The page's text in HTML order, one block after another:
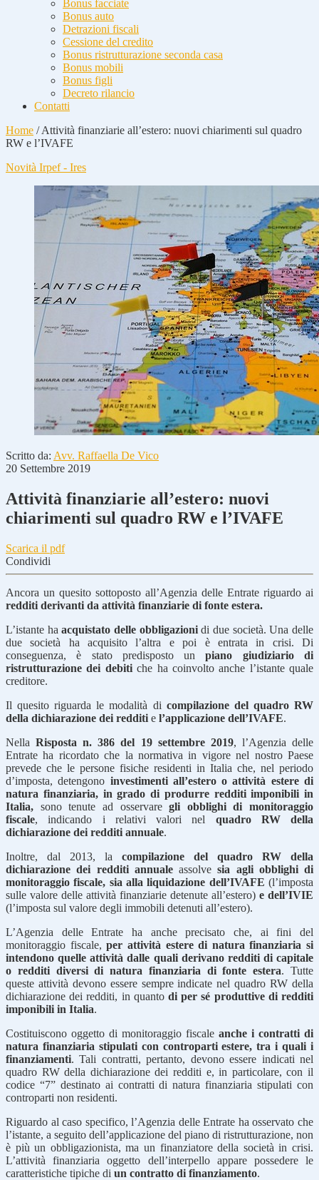
Bonus facciate
Bonus auto
Detrazioni fiscali
Cessione del credito
Bonus ristrutturazione seconda casa
Bonus mobili
Bonus figli
Decreto rilancio
Contatti
Home /Attività finanziarie all’estero: nuovi chiarimenti sul quadro
RW e l’IVAFE
Novità Irpef - Ires
Scritto da: Avv. Raffaella De Vico
20 Settembre 2019
Attività finanziarie all’estero: nuovi
chiarimenti sul quadro RW e l’IVAFE
Scarica il pdf
Condividi
Ancora un quesito sottoposto all’Agenzia delle Entrate riguardo ai
redditi derivanti da attività finanziarie di fonte estera.
L’istante haacquistato delle obbligazionidi due società. Una delle
due società ha acquisito l’altra e poi è entrata in crisi. Di
conseguenza, è stato predisposto unpiano giudiziario di
ristrutturazione dei debitiche ha coinvolto anche l’istante quale
creditore.
Il quesito riguarda le modalità di compilazione del quadro RW
della dichiarazione dei redditi e l’applicazione dell’IVAFE.
NellaRisposta n. 386 del 19 settembre 2019, l’Agenzia delle
Entrate ha ricordato che la normativa in vigore nel nostro Paese
prevede che le persone fisiche residenti in Italia che, nel periodo
d’imposta, detengono investimenti all’estero o attività estere di
natura finanziaria, in grado di produrre redditi imponibili in
Italia, sono tenute ad osservaregli obblighi di monitoraggio
fiscale, indicando i relativi valori nel quadro RW della
dichiarazione dei redditi annuale.
Inoltre, dal 2013, la compilazione del quadro RW della
dichiarazione dei redditi annualeassolvesia agli obblighi di
monitoraggio fiscale, sia alla liquidazione dell’IVAFE (l’imposta
sulle valore delle attività finanziarie detenute all’estero) e dell’IVIE
(l’imposta sul valore degli immobili detenuti all’estero).
L’Agenzia delle Entrate ha anche precisato che, ai fini del
monitoraggio fiscale,per attività estere di natura finanziaria si
intendono quelle attività dalle quali derivano redditi di capitale
o redditi diversi di natura finanziaria di fonte estera. Tutte
queste attività devono essere sempre indicate nel quadro RW della
dichiarazione dei redditi, in quanto di per sé produttive di redditi
imponibili in Italia.
Costituiscono oggetto di monitoraggio fiscale anche i contratti di
natura finanziaria stipulati con controparti estere, tra i quali i
finanziamenti. Tali contratti, pertanto, devono essere indicati nel
quadro RW della dichiarazione dei redditi e, in particolare, con il
codice “7” destinato ai contratti di natura finanziaria stipulati con
controparti non residenti.
Riguardo al caso specifico, l’Agenzia delle Entrate ha osservato che
l’istante, a seguito dell’applicazione del piano di ristrutturazione, non
è più un obbligazionista, ma un finanziatore della società in crisi.
L’attività finanziaria oggetto dell’interpello appare possedere le
caratteristiche tipiche di un contratto di finanziamento.